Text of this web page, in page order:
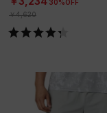
30%OFF
￥4,620